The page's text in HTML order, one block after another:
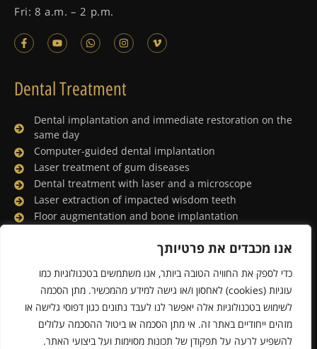
אנו מכבדים את פרטיותך
כדי לספק את החוויה הטובה ביותר, אנו משתמשים בטכנולוגיות כמו
עוגיות (cookies) לאחסון ו/או גישה למידע מהמכשיר. מתן הסכמה
לשימוש בטכנולוגיות אלה יאפשר לנו לעבד נתונים כגון דפוסי גלישה או
מזהים ייחודיים באתר זה. אי מתן הסכמה או ביטול ההסכמה עלולים
להשפיע לרעה על תפקודן של תכונות מסוימות ועל ביצועי האתר.
Fri: 8 a.m. – 2 p.m.
Dental Treatment
Dental implantation and immediate restoration on the
same day
Computer-guided dental implantation
Laser treatment of gum diseases
Dental treatment with laser and a microscope
Laser extraction of impacted wisdom teeth
Floor augmentation and bone implantation
Whitening the teeth with a laser
Powered & Designed by Medical Online